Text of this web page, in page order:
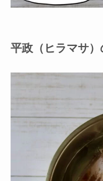
平政（ヒラマサ